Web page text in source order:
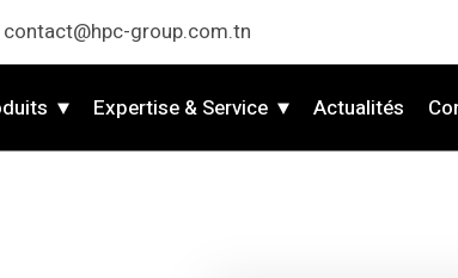
contact@hpc-group.com.tn
Expertise & Service Actualités